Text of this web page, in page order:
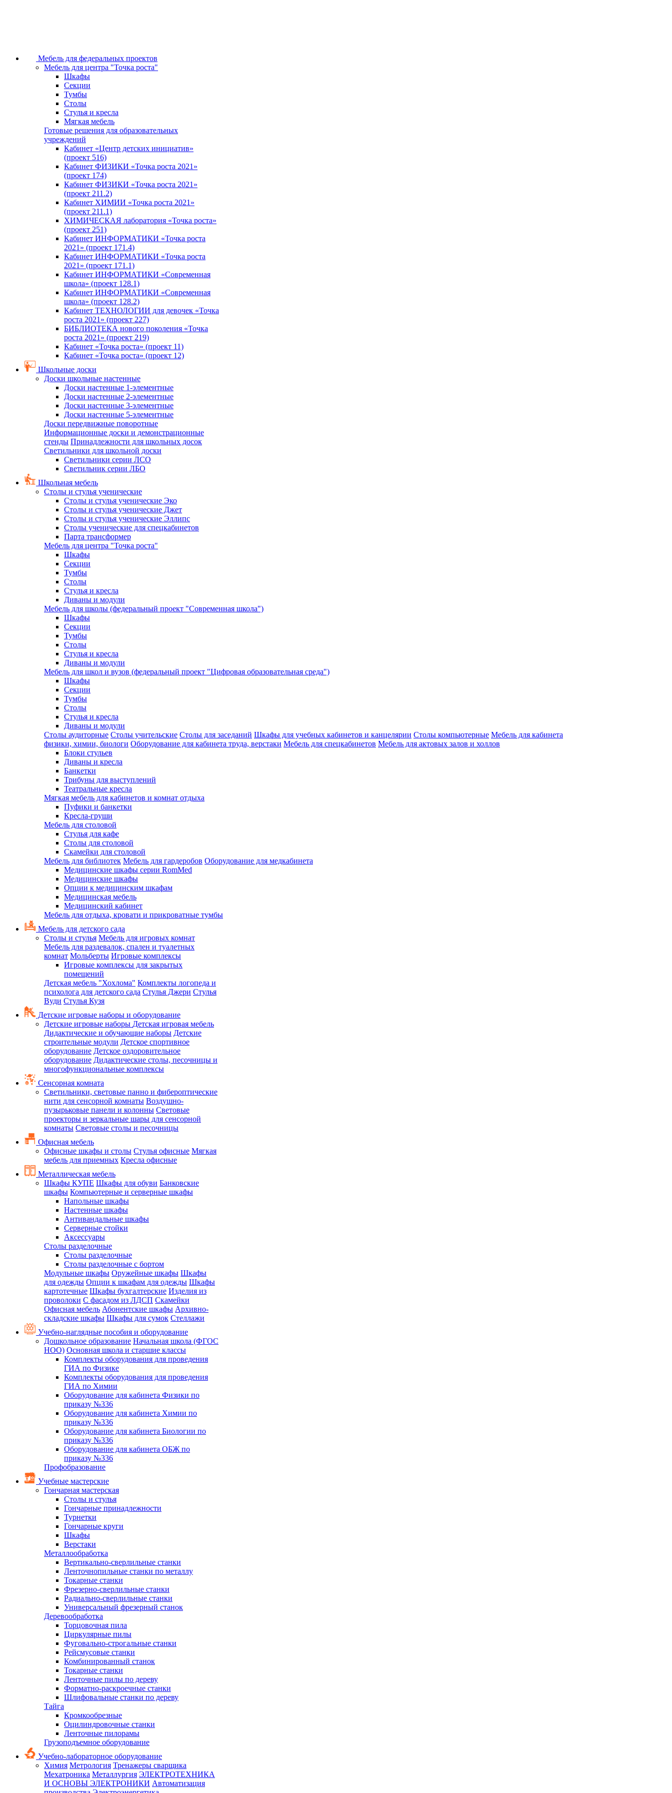
Мебель для федеральных проектов
Мебель для центра "Точка роста"
Шкафы
Секции
Тумбы
Столы
Стулья и кресла
Мягкая мебель
Готовые решения для образовательных
учреждений
Кабинет «Центр детских инициатив»
(проект 516)
Кабинет ФИЗИКИ «Точка роста 2021»
(проект 174)
Кабинет ФИЗИКИ «Точка роста 2021»
(проект 211.2)
Кабинет ХИМИИ «Точка роста 2021»
(проект 211.1)
ХИМИЧЕСКАЯ лаборатория «Точка роста»
(проект 251)
Кабинет ИНФОРМАТИКИ «Точка роста
2021» (проект 171.4)
Кабинет ИНФОРМАТИКИ «Точка роста
2021» (проект 171.1)
Кабинет ИНФОРМАТИКИ «Современная
школа» (проект 128.1)
Кабинет ИНФОРМАТИКИ «Современная
школа» (проект 128.2)
Кабинет ТЕХНОЛОГИИ для девочек «Точка
роста 2021» (проект 227)
БИБЛИОТЕКА нового поколения «Точка
роста 2021» (проект 219)
Кабинет «Точка роста» (проект 11)
Кабинет «Точка роста» (проект 12)
Школьные доски
Доски школьные настенные
Доски настенные 1-элементные
Доски настенные 2-элементные
Доски настенные 3-элементные
Доски настенные 5-элементные
Доски передвижные поворотные
Информационные доски и демонстрационные
стенды Принадлежности для школьных досок
Светильники для школьной доски
Светильники серии ЛСО
Светильник серии ЛБО
Школьная мебель
Столы и стулья ученические
Столы и стулья ученические Эко
Столы и стулья ученические Джет
Столы и стулья ученические Эллипс
Столы ученические для спецкабинетов
Парта трансформер
Мебель для центра "Точка роста"
Шкафы
Секции
Тумбы
Столы
Стулья и кресла
Диваны и модули
Мебель для школы (федеральный проект "Современная школа")
Шкафы
Секции
Тумбы
Столы
Стулья и кресла
Диваны и модули
Мебель для школ и вузов (федеральный проект "Цифровая образовательная среда")
Шкафы
Секции
Тумбы
Столы
Стулья и кресла
Диваны и модули
Столы аудиторные Столы учительские Столы для заседаний Шкафы для учебных кабинетов и канцелярии Столы компьютерные Мебель для кабинета
физики, химии, биологи Оборудование для кабинета труда, верстаки Мебель для спецкабинетов Мебель для актовых залов и холлов
Блоки стульев
Диваны и кресла
Банкетки
Трибуны для выступлений
Театральные кресла
Мягкая мебель для кабинетов и комнат отдыха
Пуфики и банкетки
Кресла-груши
Мебель для столовой
Cтулья для кафе
Cтолы для столовой
Скамейки для столовой
Мебель для библиотек Мебель для гардеробов Оборудование для медкабинета
Медицинские шкафы серии RomMed
Медицинские шкафы
Опции к медицинским шкафам
Медицинская мебель
Медицинский кабинет
Мебель для отдыха, кровати и прикроватные тумбы
Мебель для детского сада
Столы и стулья Мебель для игровых комнат
Мебель для раздевалок, спален и туалетных
комнат Мольберты Игровые комплексы
Игровые комплексы для закрытых
помещений
Детская мебель "Хохлома" Комплекты логопеда и
психолога для детского сада Стулья Джери Стулья
Вуди Стулья Кузя
Детские игровые наборы и оборудование
Детские игровые наборы Детская игровая мебель
Дидактические и обучающие наборы Детские
строительные модули Детское спортивное
оборудование Детское оздоровительное
оборудование Дидактические столы, песочницы и
многофункциональные комплексы
Сенсорная комната
Светильники, световые панно и фибероптические
нити для сенсорной комнаты Воздушно-
пузырьковые панели и колонны Световые
проекторы и зеркальные шары для сенсорной
комнаты Световые столы и песочницы
Офисная мебель
Офисные шкафы и столы Стулья офисные Мягкая
мебель для приемных Кресла офисные
Металлическая мебель
Шкафы КУПЕ Шкафы для обуви Банковские
шкафы Компьютерные и серверные шкафы
Напольные шкафы
Настенные шкафы
Антивандальные шкафы
Серверные стойки
Аксессуары
Столы разделочные
Столы разделочные
Столы разделочные с бортом
Модульные шкафы Оружейные шкафы Шкафы
для одежды Опции к шкафам для одежды Шкафы
картотечные Шкафы бухгалтерские Изделия из
проволоки С фасадом из ЛДСП Скамейки
Офисная мебель Абонентские шкафы Архивно-
складские шкафы Шкафы для сумок Стеллажи
Учебно-наглядные пособия и оборудование
Дошкольное образование Начальная школа (ФГОС
НОО) Основная школа и старшие классы
Комплекты оборудования для проведения
ГИА по Физике
Комплекты оборудования для проведения
ГИА по Химии
Оборудование для кабинета Физики по
приказу №336
Оборудование для кабинета Химии по
приказу №336
Оборудование для кабинета Биологии по
приказу №336
Оборудование для кабинета ОБЖ по
приказу №336
Профобразование
Учебные мастерские
Гончарная мастерская
Столы и стулья
Гончарные принадлежности
Турнетки
Гончарные круги
Шкафы
Верстаки
Металлообработка
Вертикально-сверлильные станки
Ленточнопильные станки по металлу
Токарные станки
Фрезерно-сверлильные станки
Радиально-сверлильные станки
Универсальный фрезерный станок
Деревообработка
Торцовочная пила
Циркулярные пилы
Фуговально-строгальные станки
Рейсмусовые станки
Комбинированный станок
Токарные станки
Ленточные пилы по дереву
Форматно-раскроечные станки
Шлифовальные станки по дереву
Тайга
Кромкообрезные
Оцилиндровочные станки
Ленточные пилорамы
Грузоподъемное оборудование
Учебно-лабораторное оборудование
Химия Метрология Тренажеры сварщика
Мехатроника Металлургия ЭЛЕКТРОТЕХНИКА
И ОСНОВЫ ЭЛЕКТРОНИКИ Автоматизация